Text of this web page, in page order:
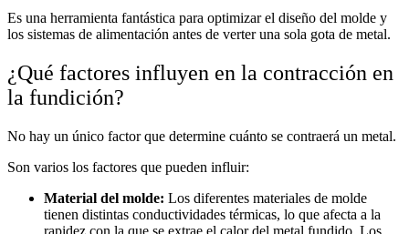
Es una herramienta fantástica para optimizar el diseño del molde y
los sistemas de alimentación antes de verter una sola gota de metal.
¿Qué factores influyen en la contracción en
la fundición?
No hay un único factor que determine cuánto se contraerá un metal.
Son varios los factores que pueden influir:
Material del molde: Los diferentes materiales de molde
tienen distintas conductividades térmicas, lo que afecta a la
rapidez con la que se extrae el calor del metal fundido. Los